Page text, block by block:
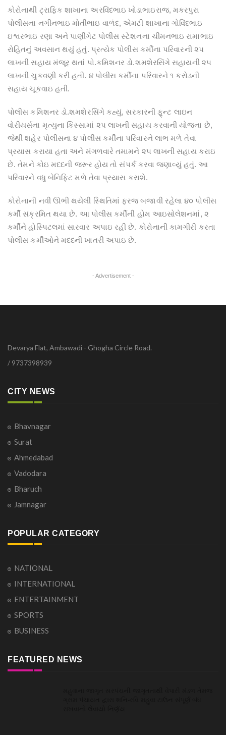
કોરોનાથી ટ્રાફિક શાખાના અરવિંદભાઇ ખોડાભાઇરાજ, મકરપુરા
પોલીસના નગીનભાઇ મોતીભાઇ વાળંદ, એમટી શાખાના ગોવિંદભાઇ
ઇશ્વરભાઇ રણા અને પાણીગેટ પોલીસ સ્ટેશનના ચીમનભાઇ રામાભાઇ
રોહિતનું અવસાન થયું હતું. પ્રત્યેક પોલીસ કર્મીના પરિવારની ૨૫
લાખની સહાય મંજૂર થતાં પો.કમિશનર ડો.શમશેરસિંગે સહાયની ૨૫
લાખની ચુકવણી કરી હતી. ૪ પોલીસ કર્મીના પરિવારને ૧ કરોડની
સહાય ચૂકવાઇ હતી.
પોલીસ કમિશનર ડો.શમશેરસિંગે કહ્યું, સરકારની ફ્ર્‌ન્ટ લાઇન
વોરીયર્સના મૃત્યુના કિસ્સામાં ૨૫ લાખની સહાય કરવાની યોજના છે,
જેથી શહેર પોલીસના ૪ પોલીસ કર્મીના પરિવારને લાભ મળે તેવા
પ્રયાસ કરાયા હતા અને મંગળવારે તમામને ૨૫ લાખની સહાય કરાઇ
છે. તેમને કોઇ મદદની જરૂર હોય તો સંપર્ક કરવા જણાવ્યું હતું. આ
પરિવારને વધુ બેનિફિટ મળે તેવા પ્રયાસ કરાશે.
કોરોનાની નવી ઊભી થયેલી સ્થિતિમાં ફરજ બજાવી રહેલા ૪૦ પોલીસ
કર્મી સંક્રમિત થયા છે. આ પોલીસ કર્મીની હોમ આઇસોલેશનમાં, ૨
કર્મીને હોસ્પિટલમાં સારવાર અપાઇ રહી છે. કોરોનાની કામગીરી કરતા
પોલીસ કર્મીઓને મદદની ખાતરી અપાઇ છે.
- Advertisement -
Devarya Flat, Ambawadi - Ghogha Circle Road.
/ 9737398939
CITY NEWS
Bhavnagar
Surat
Ahmedabad
Vadodara
Bharuch
Jamnagar
POPULAR CATEGORY
NATIONAL
INTERNATIONAL
ENTERTAINMENT
SPORTS
BUSINESS
FEATURED NEWS